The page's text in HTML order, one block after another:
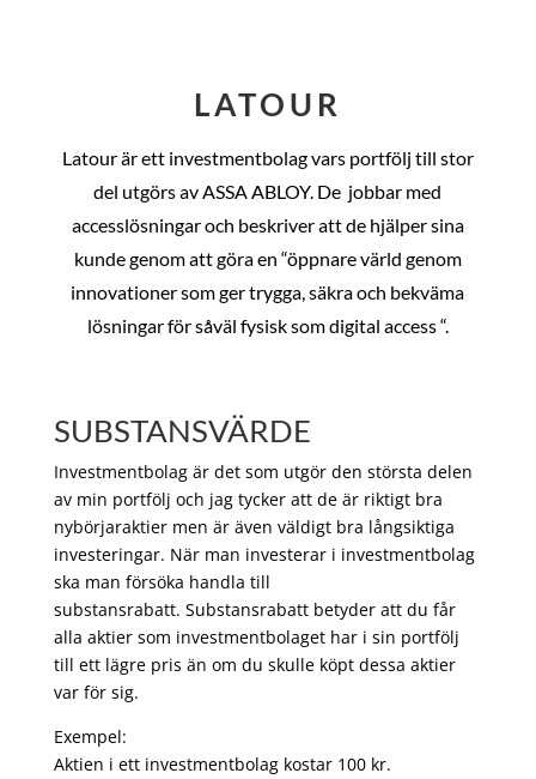
LATOUR
Latour är ett investmentbolag vars portfölj till stor
del utgörs av ASSA ABLOY. De jobbar med
accesslösningar och beskriver att de hjälper sina
kunde genom att göra en “öppnare värld genom
innovationer som ger trygga, säkra och bekväma
lösningar för såväl fysisk som digital access “.
SUBSTANSVÄRDE
Investmentbolag är det som utgör den största delen
av min portfölj och jag tycker att de är riktigt bra
nybörjaraktier men är även väldigt bra långsiktiga
investeringar. När man investerar i investmentbolag
ska man försöka handla till
substansrabatt. Substansrabatt betyder att du får
alla aktier som investmentbolaget har i sin portfölj
till ett lägre pris än om du skulle köpt dessa aktier
var för sig.
Exempel:
Aktien i ett investmentbolag kostar 100 kr.